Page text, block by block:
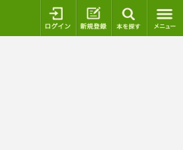
ログイン 新規登録